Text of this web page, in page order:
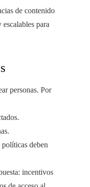
de contenido
para
personas. Por
deben
incentivos